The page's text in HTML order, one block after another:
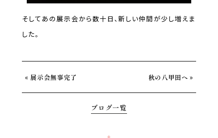
そしてあの展示会から数十日、新しい仲間が少し増えま
した。
« 展示会無事完了 秋の八甲田へ »
ブログ一覧